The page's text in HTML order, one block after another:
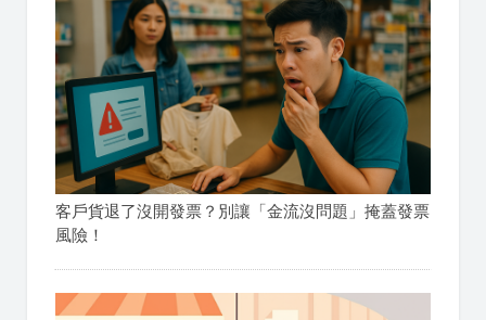
客戶貨退了沒開發票？別讓「金流沒問題」掩蓋發票
風險！